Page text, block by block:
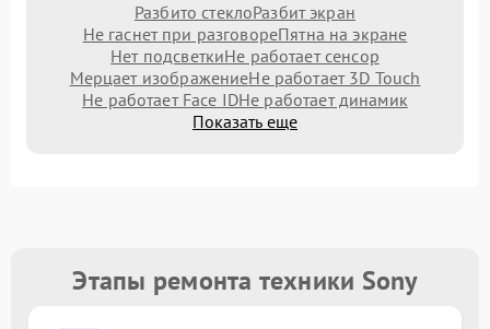
Разбито стеклоРазбит экран
Не гаснет при разговореПятна на экране
Нет подсветкиНе работает сенсор
Мерцает изображениеНе работает 3D Touch
Не работает Face IDНе работает динамик
Показать еще
Этапы ремонта техники Sony